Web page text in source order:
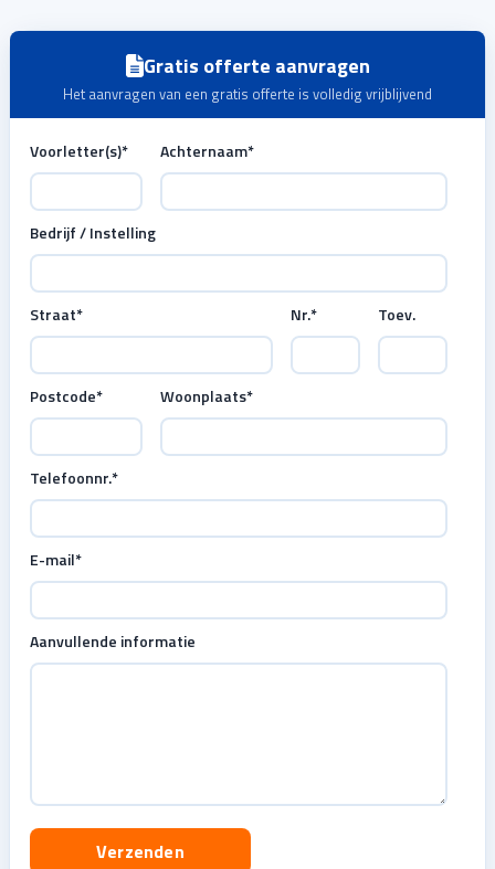
Gratis offerte aanvragen
Het aanvragen van een gratis offerte is volledig vrijblijvend
Voorletter(s)* Achternaam*
Bedrijf / Instelling
Straat* Nr.* Toev.
Postcode* Woonplaats*
Telefoonnr.*
E-mail*
Aanvullende informatie